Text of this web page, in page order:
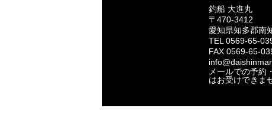
釣船 大進丸
〒470-3412
愛知県知多郡南
TEL 0569-65-
FAX 0569-65-
メールでの予約
はお受けできま